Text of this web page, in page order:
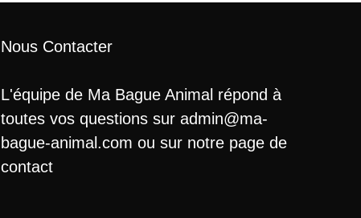
Nous Contacter
L'équipe de Ma Bague Animal répond à
toutes vos questions sur admin@ma-
bague-animal.com ou sur notre page de
contact